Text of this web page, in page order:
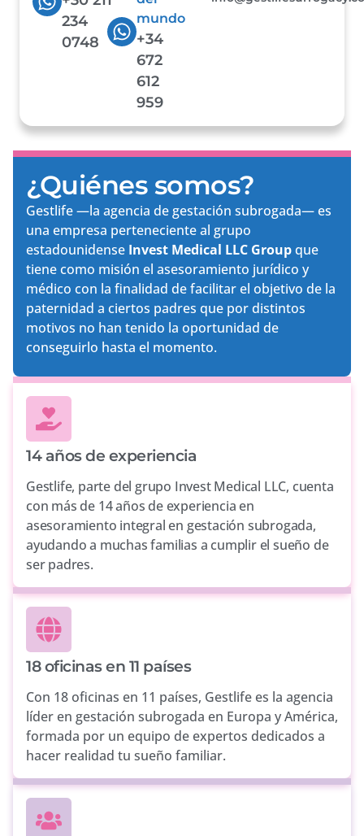
234
0748
mundo
+34
672
612
959
¿Quiénes somos?
Gestlife —la agencia de gestación subrogada— es
una empresa perteneciente al grupo
estadounidense Invest Medical LLC Groupque
tiene como misión el asesoramiento jurídico y
médico con la finalidad de facilitar el objetivo de la
paternidad a ciertos padres que por distintos
motivos no han tenido la oportunidad de
conseguirlo hasta el momento.
14 años de experiencia
Gestlife, parte del grupo Invest Medical LLC, cuenta
con más de 14 años de experiencia en
asesoramiento integral en gestación subrogada,
ayudando a muchas familias a cumplir el sueño de
ser padres.
18 oficinas en 11 países
Con 18 oficinas en 11 países, Gestlife es la agencia
líder en gestación subrogada en Europa y América,
formada por un equipo de expertos dedicados a
hacer realidad tu sueño familiar.